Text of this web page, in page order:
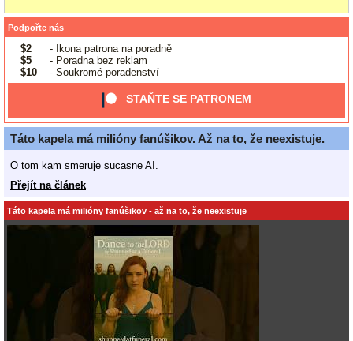
Podpořte nás
$2
- Ikona patrona na poradně
$5
- Poradna bez reklam
$10
- Soukromé poradenství
STAŇTE SE PATRONEM
Táto kapela má milióny fanúšikov. Až na to, že neexistuje.
O tom kam smeruje sucasne AI.
Přejít na článek
Táto kapela má milióny fanúšikov - až na to, že neexistuje